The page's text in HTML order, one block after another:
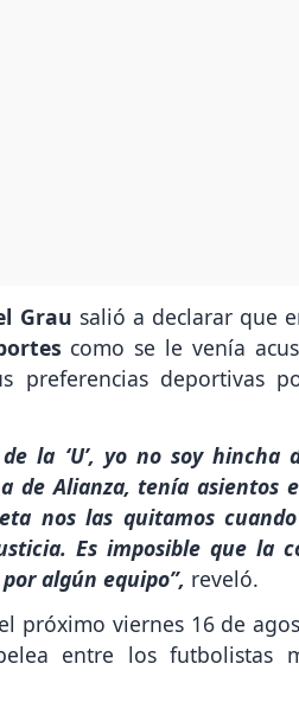
Grau salió a declarar que
como se le venía
preferencias deportivas
la ‘U’, yo no soy hincha
de Alianza, tenía asientos
nos las quitamos
Es imposible que la
algún equipo”, reveló.
próximo viernes 16 de
entre los futbolistas